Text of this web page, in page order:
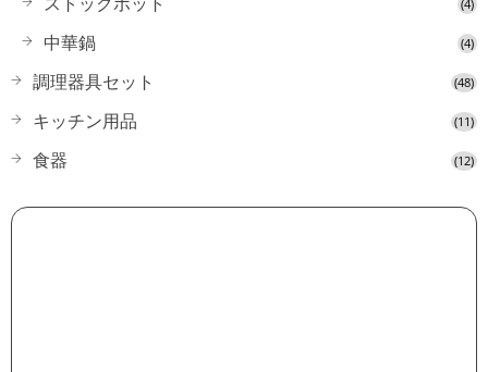
(4)
中華鍋 (4)
調理器具セット (48)
キッチン用品 (11)
食器 (12)